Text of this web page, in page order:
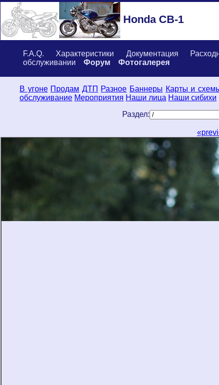
Honda CB-1
F.A.Q. Характеристики Документация
обслуживании
Форум Фотогалерея
В угоне Продам ДТП Разное Баннеры Карты и
обслуживание Мероприятия Наши лица Наши сибихи
Раздел: